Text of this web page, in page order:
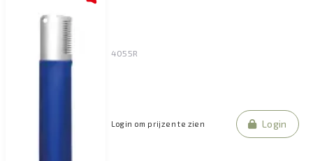
4055R
Login om prijzen te zien Login